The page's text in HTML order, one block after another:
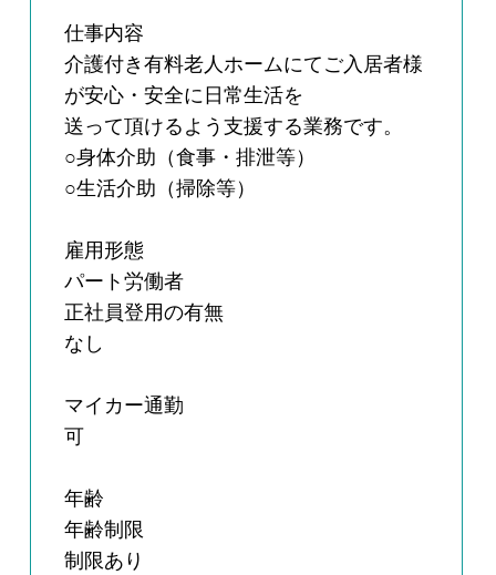
仕事内容
介護付き有料老人ホームにてご入居者様
が安心・安全に日常生活を
送って頂けるよう支援する業務です。
○身体介助（食事・排泄等）
○生活介助（掃除等）
雇用形態
パート労働者
正社員登用の有無
なし
マイカー通勤
可
年齢
年齢制限
制限あり